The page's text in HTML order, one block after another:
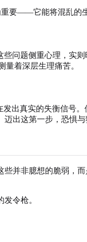
要——它能将混乱的
问题侧重心理，实
着深层生理痛苦。
出真实的失衡信号
出这第一步，恐惧与
并非臆想的脆弱，
令枪。